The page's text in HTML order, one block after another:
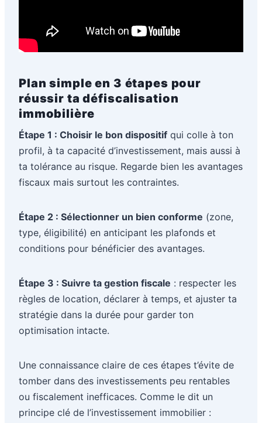
Plan simple en 3 étapes pour
réussir ta défiscalisation
immobilière
Étape 1 : Choisir le bon dispositif qui colle à ton
profil, à ta capacité d’investissement, mais aussi à
ta tolérance au risque. Regarde bien les avantages
fiscaux mais surtout les contraintes.
Étape 2 : Sélectionner un bien conforme (zone,
type, éligibilité) en anticipant les plafonds et
conditions pour bénéficier des avantages.
Étape 3 : Suivre ta gestion fiscale : respecter les
règles de location, déclarer à temps, et ajuster ta
stratégie dans la durée pour garder ton
optimisation intacte.
Une connaissance claire de ces étapes t’évite de
tomber dans des investissements peu rentables
ou fiscalement inefficaces. Comme le dit un
principe clé de l’investissement immobilier :